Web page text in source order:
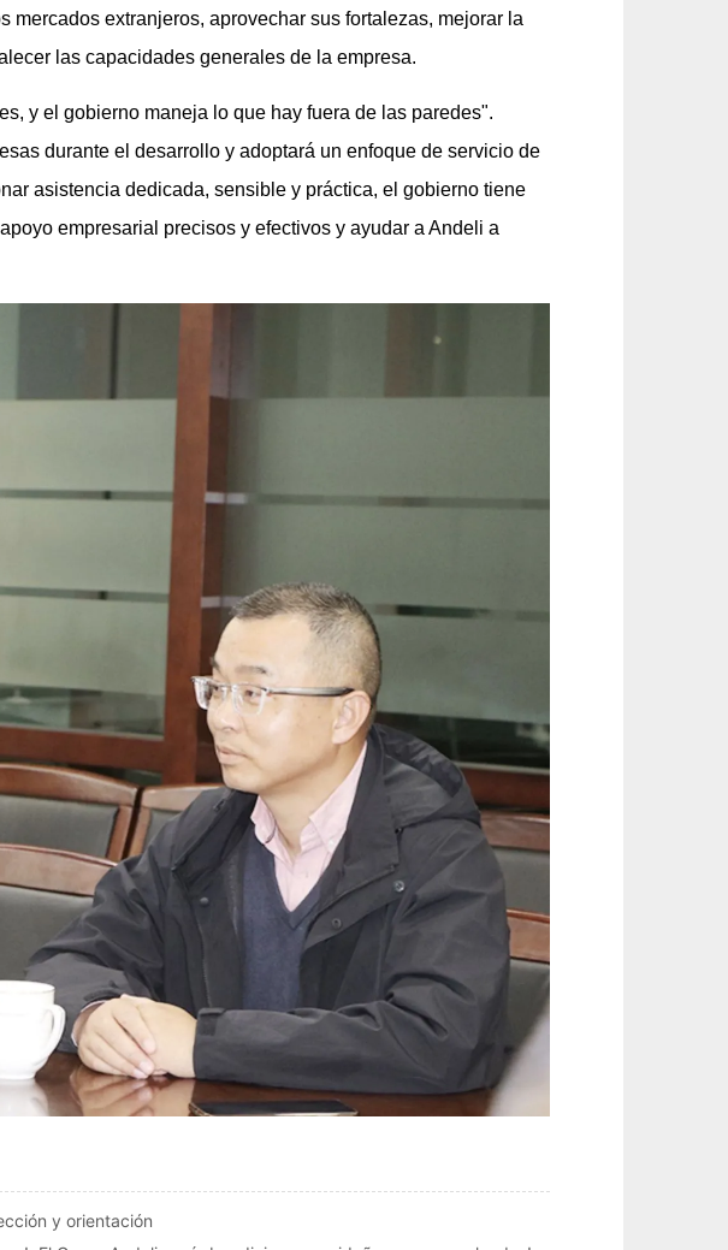
y orientación